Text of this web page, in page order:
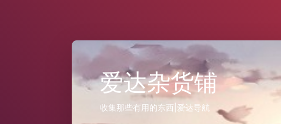
爱达杂货铺
收集那些有用的东西|爱达导航